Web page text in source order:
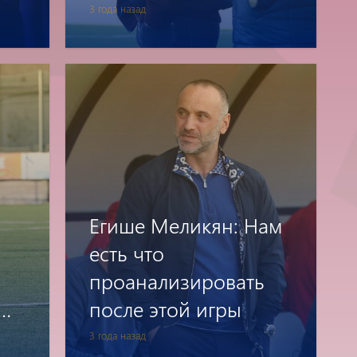
3 года назад
теряем игровой ритм
3 года назад
Егише Меликян: Нам
есть что
проанализировать
после этой игры